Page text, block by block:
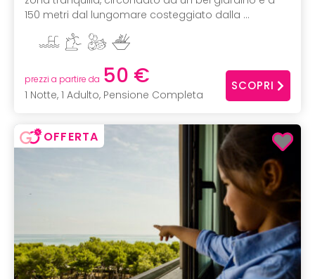
150 metri dal lungomare costeggiato dalla ...
prezzi a partire da 50 €
1 Notte, 1 Adulto, Pensione Completa
SCOPRI
OFFERTA